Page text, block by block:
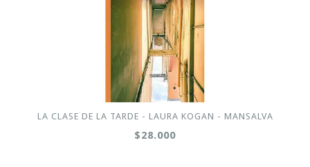
LA CLASE DE LA TARDE - LAURA KOGAN - MANSALVA
$28.000